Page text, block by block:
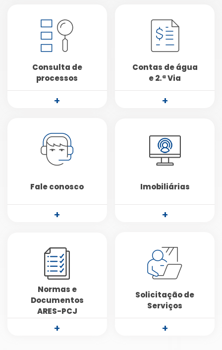
Consulta de
processos
+
Contas de água
e 2.ª Via
+
Fale conosco
+
Imobiliárias
+
Normas e
Documentos
ARES-PCJ
+
Solicitação de
Serviços
+